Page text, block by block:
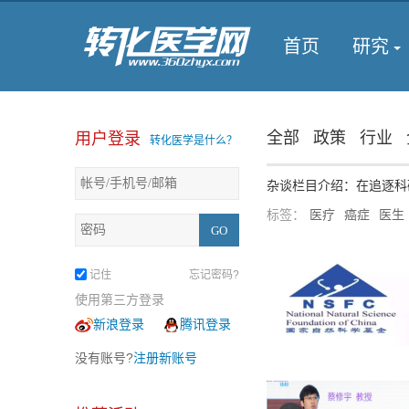
首页 研究
用户登录 转化医学是什么？
记住 忘记密码?
使用第三方登录
新浪登录
腾讯登录
没有账号?注册新账号
全部 政策 行业
杂谈栏目介绍：在追逐
标签：
医疗 癌症 医生